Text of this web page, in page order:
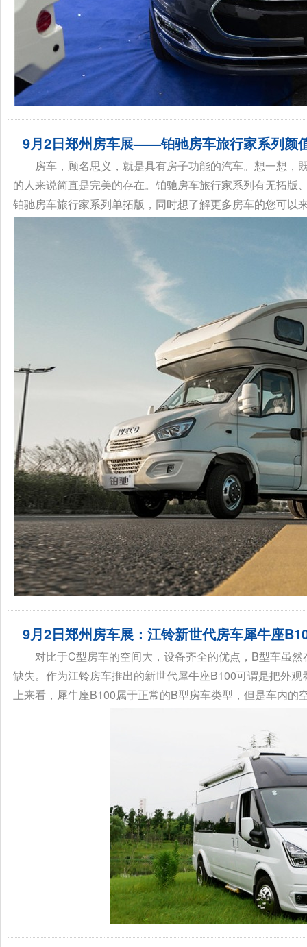
9月2日郑州房车展——铂驰房车旅行家系列颜
房车，顾名思义，就是具有房子功能的汽车。想一想
的人来说简直是完美的存在。铂驰房车旅行家系列有无拓
铂驰房车旅行家系列单拓版，同时想了解更多房车的您可以
9月2日郑州房车展：江铃新世代房车犀牛座
对比于C型房车的空间大，设备齐全的优点，B型车虽
缺失。作为江铃房车推出的新世代犀牛座B100可谓是把外
上来看，犀牛座B100属于正常的B型房车类型，但是车内的